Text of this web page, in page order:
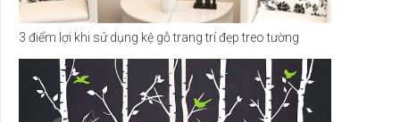
3 điểm lợi khi sử dụng kệ gỗ trang trí đẹp treo tường